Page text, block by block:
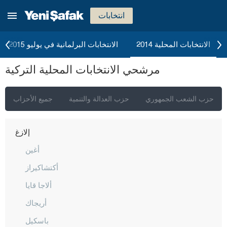
انتخابات
الانتخابات البرلمانية في يوليو 2015 الانتخابات المحلية 2014
مرشحي الانتخابات المحلية التركية
جميع الأحزاب حزب العدالة والتنمية حزب الشعب الجمهوري
شانكيري
جوروم
دينيزلي
دياربكر
أدرنة
إلازغ
أغين
أكتشاكيراز
ألاجا قايا
أريجاك
باسكيل